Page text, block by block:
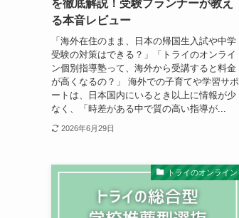
を徹底解説！受験プランナーが教え
る本音レビュー
「海外在住のまま、日本の帰国生入試や中学
受験の対策はできる？」「トライのオンライ
ン個別指導塾って、海外から受講すると料金
が高くなるの？」 海外での子育てや学習サポ
ートは、日本国内にいるとき以上に情報が少
なく、「時差がある中で質の高い指導が...
2026年6月29日
トライのオンライン